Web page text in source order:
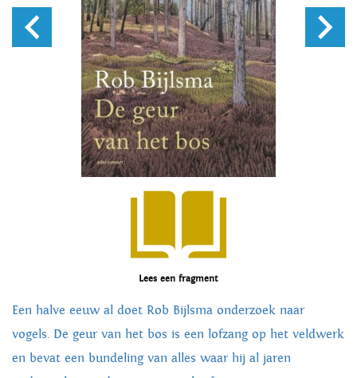
Lees een fragment
Een halve eeuw al doet Rob Bijlsma onderzoek naar
vogels. De geur van het bos is een lofzang op het veldwerk
en bevat een bundeling van alles waar hij al jaren